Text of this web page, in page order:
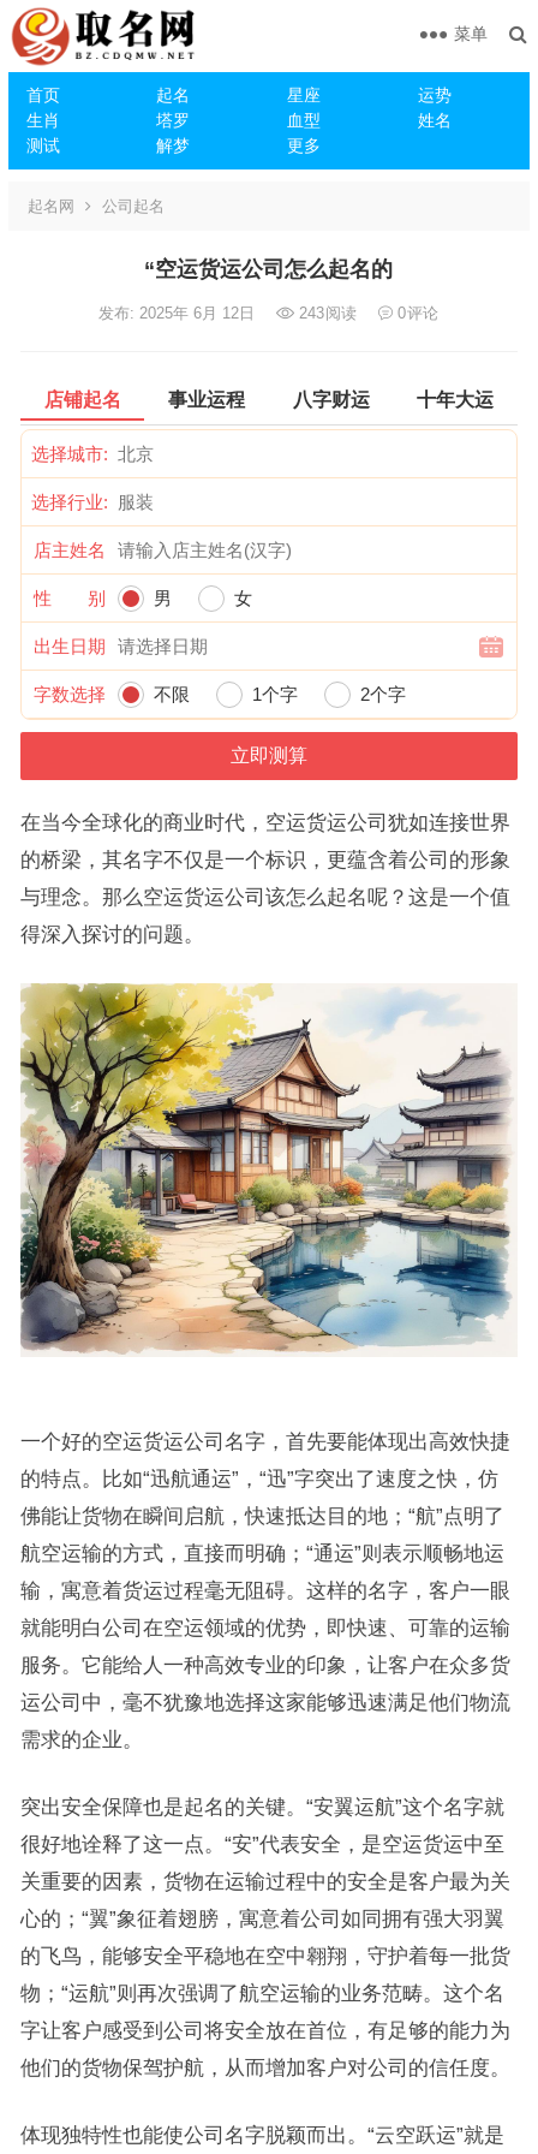
首页 起名 星座
运势
生肖
塔罗 血型
姓名
测试
解梦 更多
菜单
起名网 公司起名
“空运货运公司怎么起名的
发布: 2025年 6月 12日 243阅读 0评论
店铺起名 事业运程 八字财运 十年大运
选择城市:
选择行业:
店主姓名
性 别 男 女
出生日期
字数选择 不限 1个字 2个字
在当今全球化的商业时代，空运货运公司犹如连接世界
的桥梁，其名字不仅是一个标识，更蕴含着公司的形象
与理念。那么空运货运公司该怎么起名呢？这是一个值
得深入探讨的问题。
一个好的空运货运公司名字，首先要能体现出高效快捷
的特点。比如“迅航通运”，“迅”字突出了速度之快，仿
佛能让货物在瞬间启航，快速抵达目的地；“航”点明了
航空运输的方式，直接而明确；“通运”则表示顺畅地运
输，寓意着货运过程毫无阻碍。这样的名字，客户一眼
就能明白公司在空运领域的优势，即快速、可靠的运输
服务。它能给人一种高效专业的印象，让客户在众多货
运公司中，毫不犹豫地选择这家能够迅速满足他们物流
需求的企业。
突出安全保障也是起名的关键。“安翼运航”这个名字就
很好地诠释了这一点。“安”代表安全，是空运货运中至
关重要的因素，货物在运输过程中的安全是客户最为关
心的；“翼”象征着翅膀，寓意着公司如同拥有强大羽翼
的飞鸟，能够安全平稳地在空中翱翔，守护着每一批货
物；“运航”则再次强调了航空运输的业务范畴。这个名
字让客户感受到公司将安全放在首位，有足够的能力为
他们的货物保驾护航，从而增加客户对公司的信任度。
体现独特性也能使公司名字脱颖而出。“云空跃运”就是